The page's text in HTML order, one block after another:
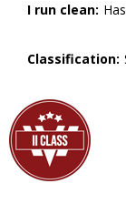
I run clean:
Classification: